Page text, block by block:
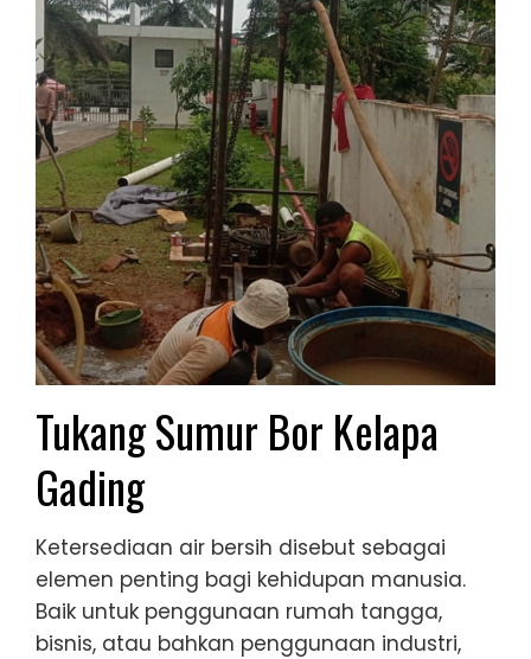
Tukang Sumur Bor Kelapa
Gading
Ketersediaan air bersih disebut sebagai
elemen penting bagi kehidupan manusia.
Baik untuk penggunaan rumah tangga,
bisnis, atau bahkan penggunaan industri,